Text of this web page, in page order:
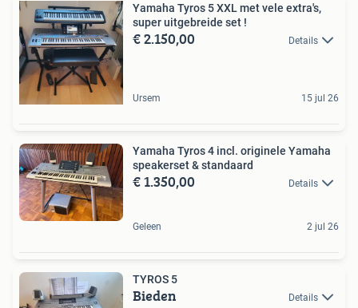
Yamaha Tyros 5 XXL met vele extra's,
super uitgebreide set !
€ 2.150,00 Details
Ursem 15 jul 26
Yamaha Tyros 4 incl. originele Yamaha
speakerset & standaard
€ 1.350,00 Details
Geleen 2 jul 26
TYROS 5
Bieden Details